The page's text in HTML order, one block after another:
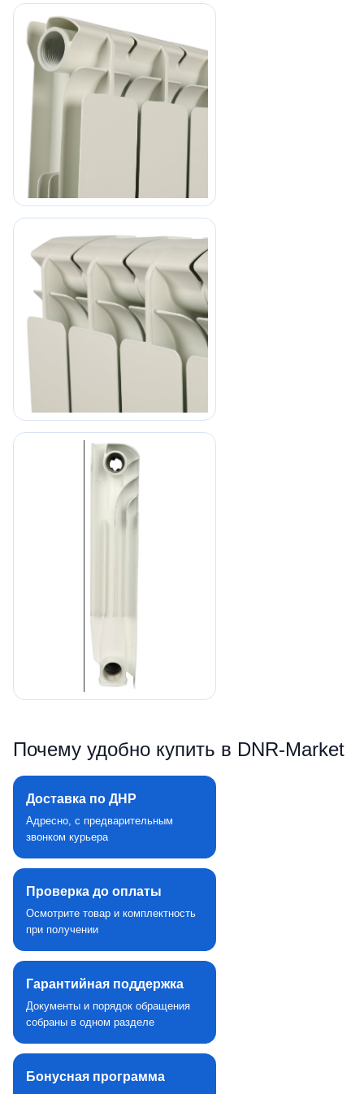
Почему удобно купить в DNR‑Market
Доставка по ДНР
Адресно, с предварительным
звонком курьера
Проверка до оплаты
Осмотрите товар и комплектность
при получении
Гарантийная поддержка
Документы и порядок обращения
собраны в одном разделе
Бонусная программа